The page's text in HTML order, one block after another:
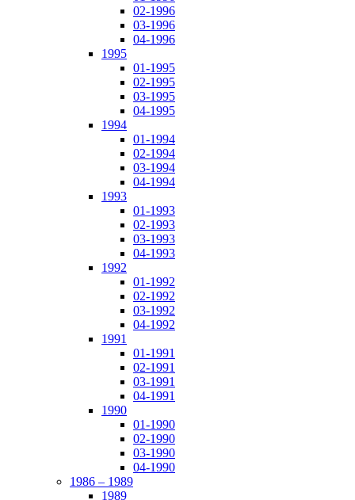
02-1996
03-1996
04-1996
1995
01-1995
02-1995
03-1995
04-1995
1994
01-1994
02-1994
03-1994
04-1994
1993
01-1993
02-1993
03-1993
04-1993
1992
01-1992
02-1992
03-1992
04-1992
1991
01-1991
02-1991
03-1991
04-1991
1990
01-1990
02-1990
03-1990
04-1990
1986 – 1989
1989